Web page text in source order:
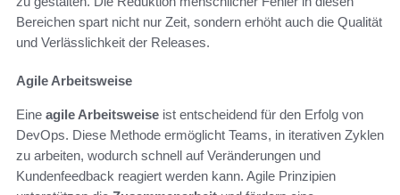
Bereichen spart nicht nur Zeit, sondern erhöht auch die Qualität
und Verlässlichkeit der Releases.
Agile Arbeitsweise
Eine agile Arbeitsweise ist entscheidend für den Erfolg von
DevOps. Diese Methode ermöglicht Teams, in iterativen Zyklen
zu arbeiten, wodurch schnell auf Veränderungen und
Kundenfeedback reagiert werden kann. Agile Prinzipien